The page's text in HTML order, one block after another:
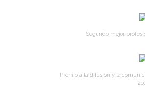
Segundo mejor
Premio a la difusión y la